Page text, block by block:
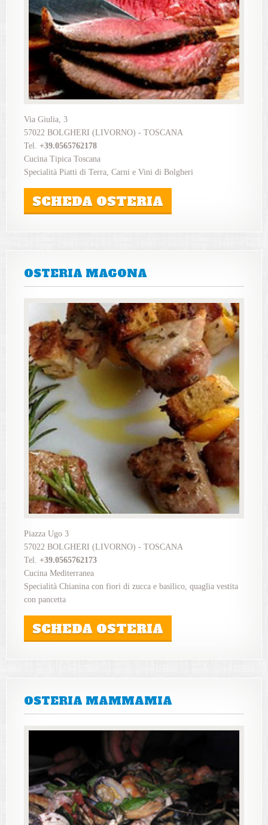
Via Giulia, 3
57022 BOLGHERI (LIVORNO) - TOSCANA
Tel. +39.0565762178
Cucina Tipica Toscana
Specialità Piatti di Terra, Carni e Vini di Bolgheri
SCHEDA OSTERIA
OSTERIA MAGONA
Piazza Ugo 3
57022 BOLGHERI (LIVORNO) - TOSCANA
Tel. +39.0565762173
Cucina Mediterranea
Specialità Chianina con fiori di zucca e basilico, quaglia vestita
con pancetta
SCHEDA OSTERIA
OSTERIA MAMMAMIA